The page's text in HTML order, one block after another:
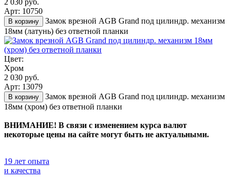
Арт: 10750
В корзину
Замок врезной AGB Grand под цилиндр. механизм
18мм (латунь) без ответной планки
Цвет:
Хром
2 030 руб.
Арт: 13079
В корзину
Замок врезной AGB Grand под цилиндр. механизм
18мм (хром) без ответной планки
ВНИМАНИЕ! В связи с изменением курса валют
некоторые цены на сайте могут быть не актуальными.
19 лет опыта
и качества